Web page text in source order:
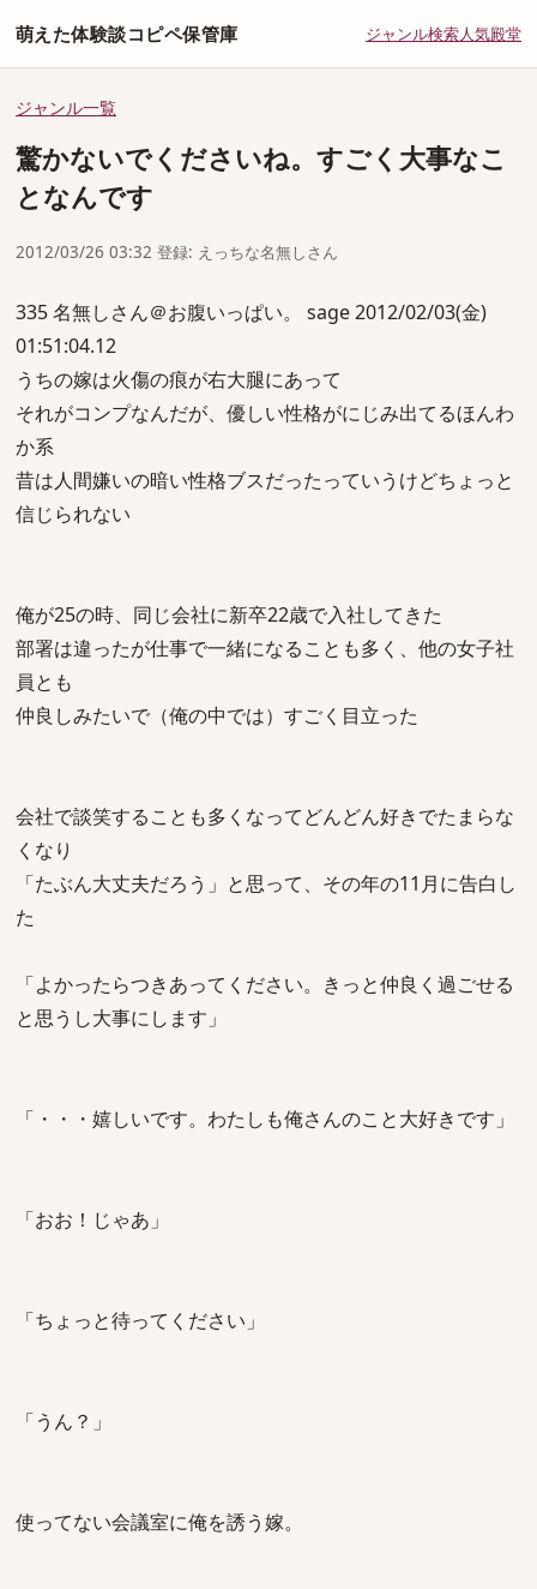
萌えた体験談コピペ保管庫 ジャンル検索人気殿堂
ジャンル一覧
驚かないでくださいね。すごく大事なこ
となんです
2012/03/26 03:32 登録: えっちな名無しさん
335 名無しさん＠お腹いっぱい。 sage 2012/02/03(金)
01:51:04.12
うちの嫁は火傷の痕が右大腿にあって
それがコンプなんだが、優しい性格がにじみ出てるほんわ
か系
昔は人間嫌いの暗い性格ブスだったっていうけどちょっと
信じられない
俺が25の時、同じ会社に新卒22歳で入社してきた
部署は違ったが仕事で一緒になることも多く、他の女子社
員とも
仲良しみたいで（俺の中では）すごく目立った
会社で談笑することも多くなってどんどん好きでたまらな
くなり
「たぶん大丈夫だろう」と思って、その年の11月に告白し
た
「よかったらつきあってください。きっと仲良く過ごせる
と思うし大事にします」
「・・・嬉しいです。わたしも俺さんのこと大好きです」
「おお！じゃあ」
「ちょっと待ってください」
「うん？」
使ってない会議室に俺を誘う嫁。